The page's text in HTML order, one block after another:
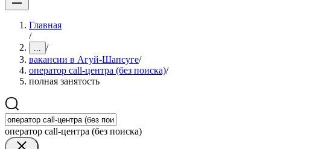
Главная
/
... /
вакансии в Агуй-Шапсуге/
оператор call-центра (без поиска)/
полная занятость
оператор call-центра (без поиска)